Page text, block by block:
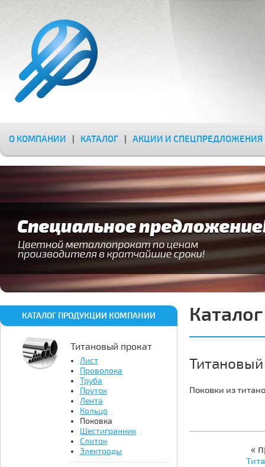
О КОМПАНИИ | КАТАЛОГ | АКЦИИ И СПЕЦПРЕДЛОЖЕНИЯ
КАТАЛОГ ПРОДУКЦИИ КОМПАНИИ
Титановый прокат
Лист
Проволока
Труба
Пруток
Лента
Кольцо
Поковка
Шестигранник
Слиток
Электроды
Поковки из
«